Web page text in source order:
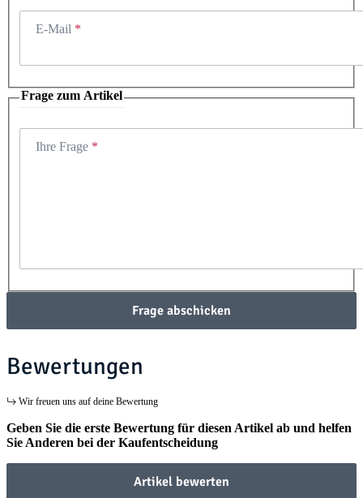
E-Mail
Frage zum Artikel
Ihre Frage
Frage abschicken
Bewertungen
Wir freuen uns auf deine Bewertung
Geben Sie die erste Bewertung für diesen Artikel ab und helfen
Sie Anderen bei der Kaufentscheidung
Artikel bewerten